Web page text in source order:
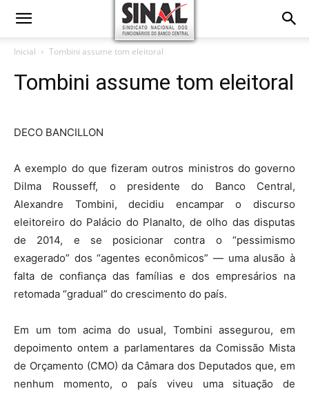
Inicial Tombini assume tom eleitoral
Tombini assume tom eleitoral
DECO BANCILLON
A exemplo do que fizeram outros ministros do governo
Dilma Rousseff, o presidente do Banco Central,
Alexandre Tombini, decidiu encampar o discurso
eleitoreiro do Palácio do Planalto, de olho das disputas
de 2014, e se posicionar contra o “pessimismo
exagerado” dos “agentes econômicos” — uma alusão à
falta de confiança das famílias e dos empresários na
retomada “gradual” do crescimento do país.
Em um tom acima do usual, Tombini assegurou, em
depoimento ontem a parlamentares da Comissão Mista
de Orçamento (CMO) da Câmara dos Deputados que, em
nenhum momento, o país viveu uma situação de